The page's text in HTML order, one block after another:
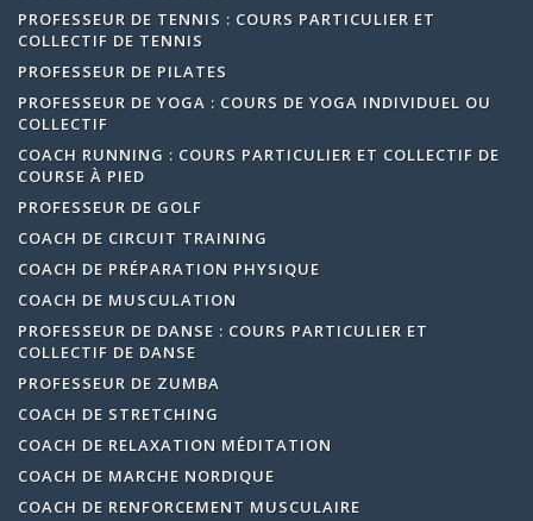
PROFESSEUR DE TENNIS : COURS PARTICULIER ET
COLLECTIF DE TENNIS
PROFESSEUR DE PILATES
PROFESSEUR DE YOGA : COURS DE YOGA INDIVIDUEL OU
COLLECTIF
COACH RUNNING : COURS PARTICULIER ET COLLECTIF DE
COURSE À PIED
PROFESSEUR DE GOLF
COACH DE CIRCUIT TRAINING
COACH DE PRÉPARATION PHYSIQUE
COACH DE MUSCULATION
PROFESSEUR DE DANSE : COURS PARTICULIER ET
COLLECTIF DE DANSE
PROFESSEUR DE ZUMBA
COACH DE STRETCHING
COACH DE RELAXATION MÉDITATION
COACH DE MARCHE NORDIQUE
COACH DE RENFORCEMENT MUSCULAIRE